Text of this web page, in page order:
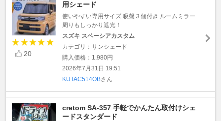
20
用シェード
使いやすい専用サイズ 吸盤３個付き ルームミラー
周りもしっかり遮光！
スズキ スペーシアカスタム
カテゴリ：サンシェード
購入価格：1,980円
2026年7月31日 19:51
KUTAC514OBさん
cretom SA-357 手軽でかんたん取付けシェ
ードスタンダード